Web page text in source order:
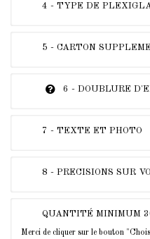
4 - TYPE DE
5 - CARTON
6 - DOUBLURE
7 - TEXTE ET PHOTO
8 - PRECISIONS SUR
QUANTITÉ MINIMUM
Merci de cliquer sur le bouton